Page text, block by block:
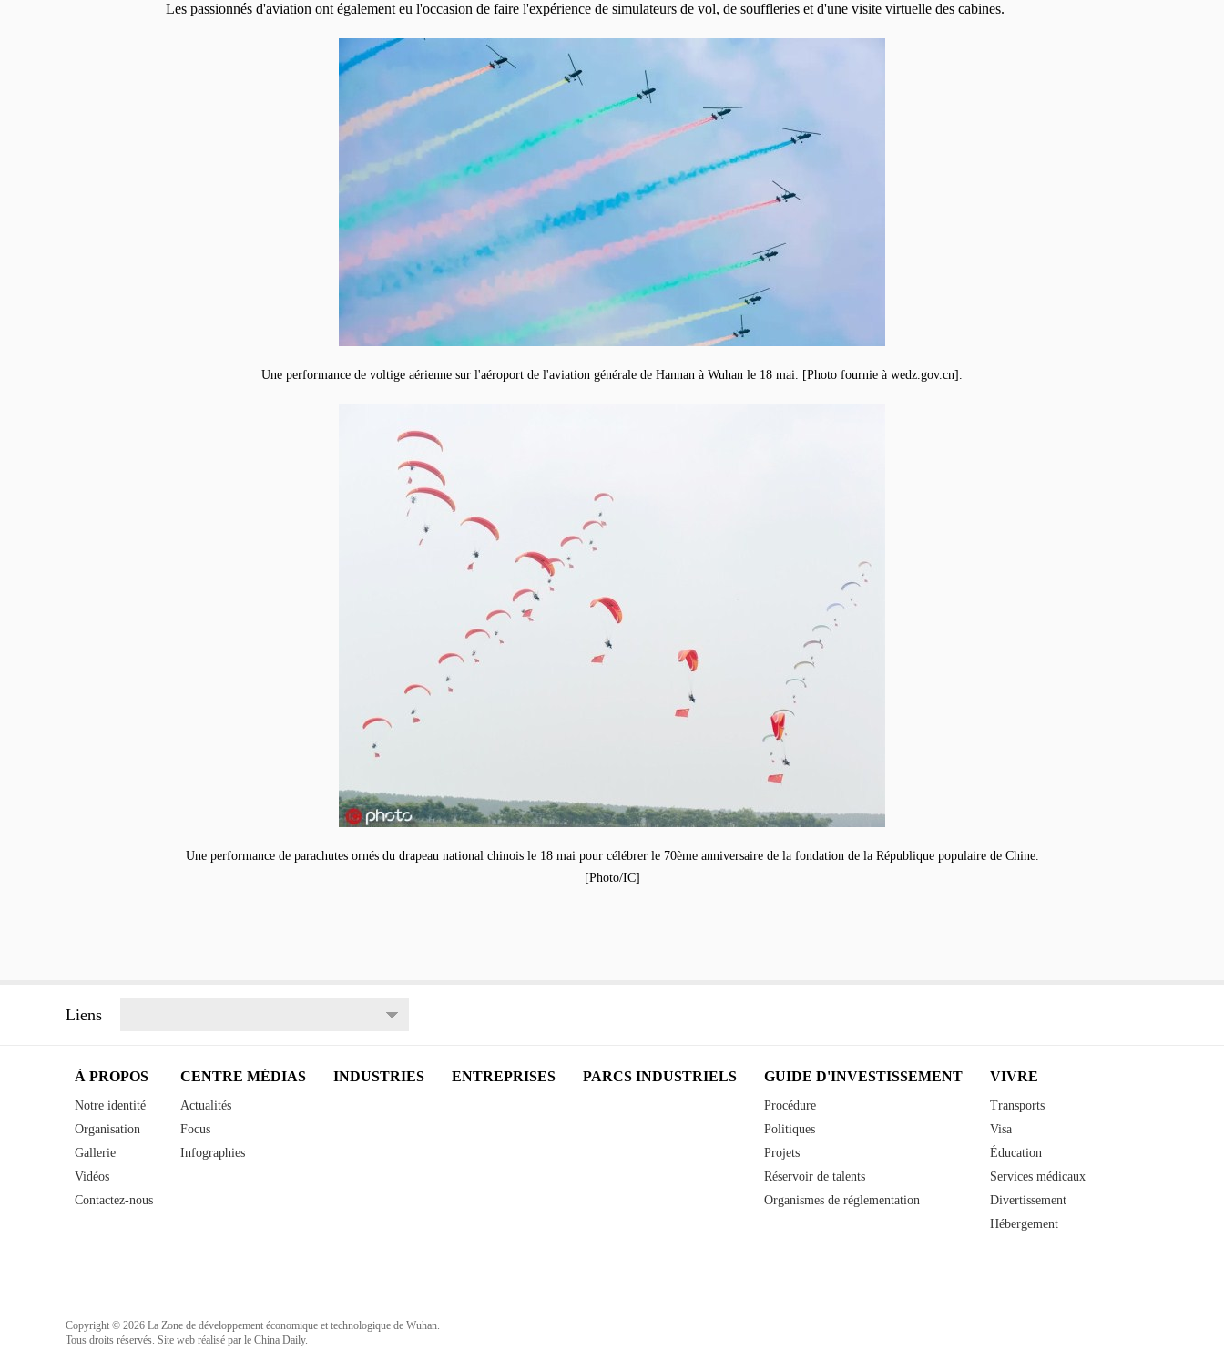
Les passionnés d'aviation ont également eu l'occasion de faire l'expérience de simulateurs de vol, de souffleries et d'une visite virtuelle des cabines.
Une performance de voltige aérienne sur l'aéroport de l'aviation générale de Hannan à Wuhan le 18 mai. [Photo fournie à wedz.gov.cn].
Une performance de parachutes ornés du drapeau national chinois le 18 mai pour célébrer le 70ème anniversaire de la fondation de la République populaire de Chine.
[Photo/IC]
Liens
À PROPOS
Notre identité
Organisation
Gallerie
Vidéos
Contactez-nous
CENTRE MÉDIAS
Actualités
Focus
Infographies
INDUSTRIES ENTREPRISES PARCS INDUSTRIELS GUIDE D'INVESTISSEMENT
Procédure
Politiques
Projets
Réservoir de talents
Organismes de réglementation
VIVRE
Transports
Visa
Éducation
Services médicaux
Divertissement
Hébergement
Copyright © 2026 La Zone de développement économique et technologique de Wuhan.
Tous droits réservés. Site web réalisé par le China Daily.